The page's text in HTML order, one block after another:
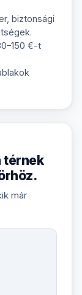
biztonsági
€-t
térnek
már